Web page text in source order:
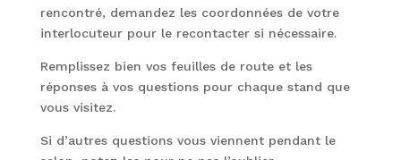
rencontré, demandez les coordonnées de votre
interlocuteur pour le recontacter si nécessaire.
Remplissez bien vos feuilles de route et les
réponses à vos questions pour chaque stand que
vous visitez.
Si d’autres questions vous viennent pendant le